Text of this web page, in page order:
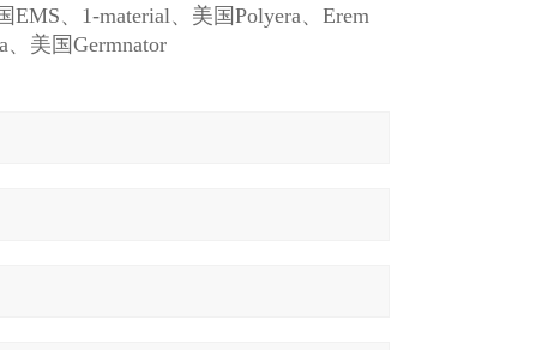
EMS、1-material、美国Polyera、Erem
美国Germnator